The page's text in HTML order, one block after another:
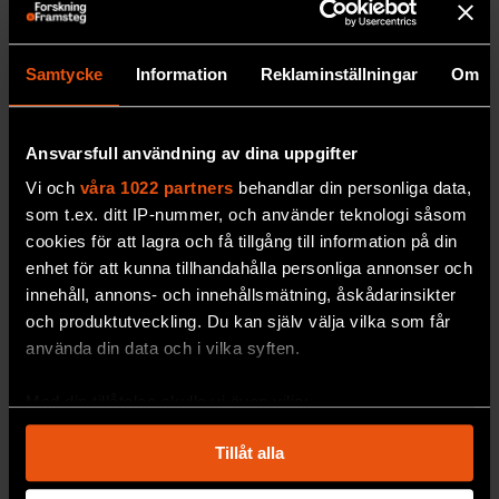
Samtycke Information Reklaminställningar Om
Ansvarsfull användning av dina uppgifter
Vi och våra 1022 partners behandlar din personliga data,
som t.ex. ditt IP-nummer, och använder teknologi såsom
cookies för att lagra och få tillgång till information på din
enhet för att kunna tillhandahålla personliga annonser och
innehåll, annons- och innehållsmätning, åskådarinsikter
och produktutveckling. Du kan själv välja vilka som får
använda din data och i vilka syften.
som kan ha en noggrannhet på upp till flera meter
Identifiera din enhet genom att aktivt skanna den
Tillåt alla
Prenumererar du på F&F – och i så fall hur länge
har du prenumererat på F&F?*
Jag prenumererar inte på F&F
Jag har prenumererat i mindre än ett år
Jag har prenumererat i mer än 2 år
Läser du i första hand papperstidningen eller